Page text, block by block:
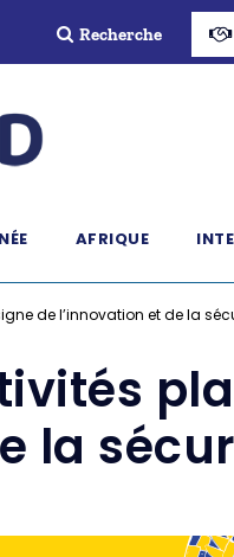
Recherche
AFRIQUE
de l’innovation et de la
la